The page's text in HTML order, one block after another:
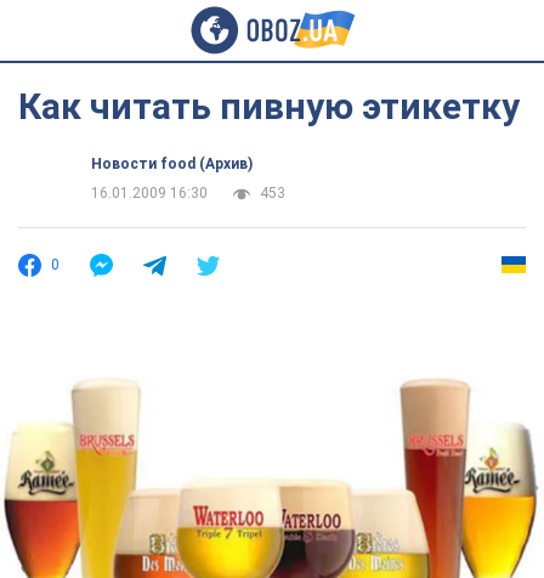
Как читать пивную этикетку
Новости food (Архив)
16.01.2009 16:30
453
0